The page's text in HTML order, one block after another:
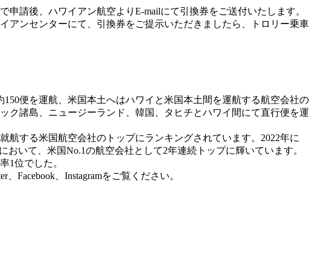
請後、ハワイアン航空よりE-mailにて引換券をご送付いたします。
アンセンターにて、引換券をご提示いただきましたら、トロリー乗車
便を運航、米国本土へはハワイと米国本土間を運航する航空会社の
ク諸島、ニュージーランド、韓国、タヒチとハワイ間にて直行便を運
する米国航空会社のトップにランキングされています。2022年に
いて、米国No.1の航空会社として2年連続トップに輝いています。
1位でした。
Facebook、Instagramをご覧ください。